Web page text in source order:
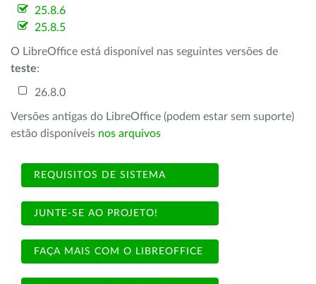
25.8.6
25.8.5
O LibreOffice está disponível nas seguintes versões de
teste:
26.8.0
Versões antigas do LibreOffice (podem estar sem suporte)
estão disponíveis nos arquivos
REQUISITOS DE SISTEMA
JUNTE-SE AO PROJETO!
FAÇA MAIS COM O LIBREOFFICE